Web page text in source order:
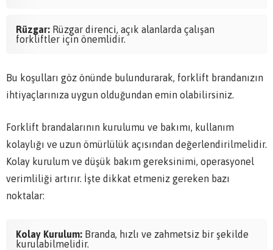
Rüzgar: Rüzgar direnci, açık alanlarda çalışan
forkliftler için önemlidir.
Bu koşulları göz önünde bulundurarak, forklift brandanızın
ihtiyaçlarınıza uygun olduğundan emin olabilirsiniz.
Forklift brandalarının kurulumu ve bakımı, kullanım
kolaylığı ve uzun ömürlülük açısından değerlendirilmelidir.
Kolay kurulum ve düşük bakım gereksinimi, operasyonel
verimliliği artırır. İşte dikkat etmeniz gereken bazı
noktalar:
Kolay Kurulum: Branda, hızlı ve zahmetsiz bir şekilde
kurulabilmelidir.